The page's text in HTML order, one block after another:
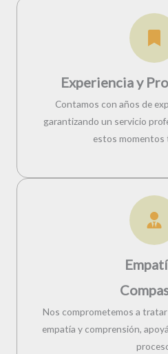
Experiencia y
Contamos con años de
garantizando un servicio
estos momentos
Nos comprometemos a
empatía y comprensión,